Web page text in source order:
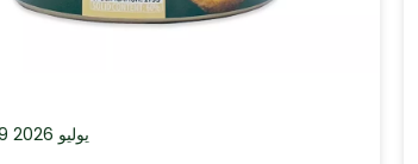
29 يوليو 2026